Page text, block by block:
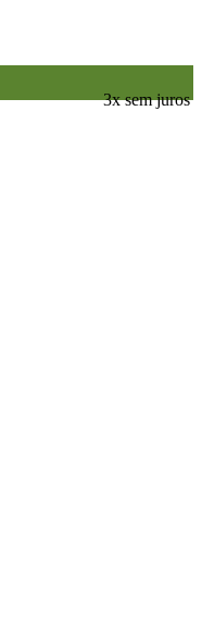
3x sem juros